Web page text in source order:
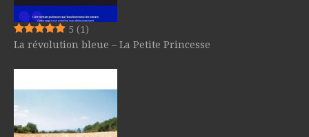
5 (1)
La révolution bleue – La Petite Princesse